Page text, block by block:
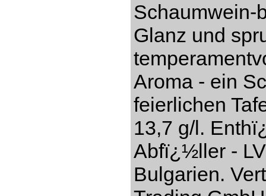
Schaumwein-
Glanz und
Aroma - ein
feierlichen
13,7 g/l.
Abfï¿½ller -
Bulgarien.